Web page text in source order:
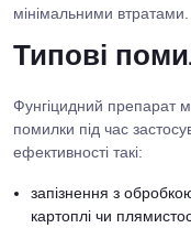
мінімальними втратами.
Типові
Фунгіцидний препарат
помилки під час
ефективності такі:
запізнення з
картоплі чи